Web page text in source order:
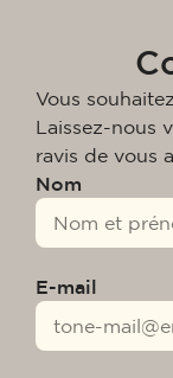
Vous
Laissez-nous
ravis de vous
Nom
E-mail